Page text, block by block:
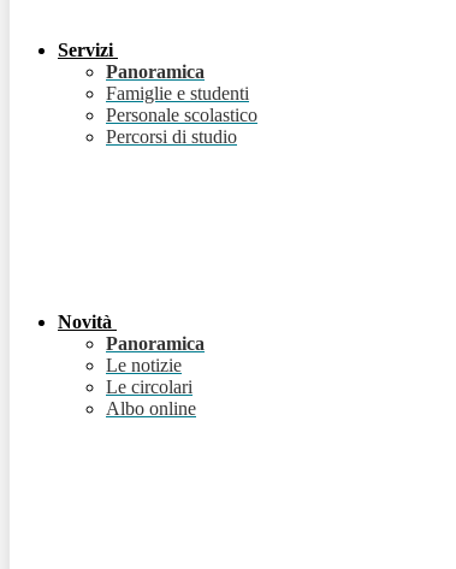
Servizi
Panoramica
Famiglie e studenti
Personale scolastico
Percorsi di studio
Novità
Panoramica
Le notizie
Le circolari
Albo online